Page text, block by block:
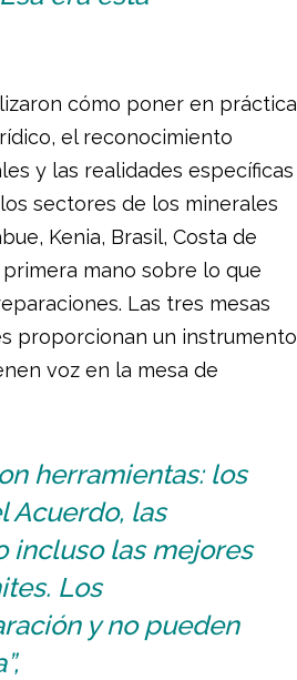
cómo poner en práctica
el reconocimiento
y las realidades específicas
sectores de los minerales
Kenia, Brasil, Costa de
mano sobre lo que
Las tres mesas
proporcionan un instrumento
voz en la mesa de
herramientas: los
Acuerdo, las
incluso las mejores
Los
y no pueden